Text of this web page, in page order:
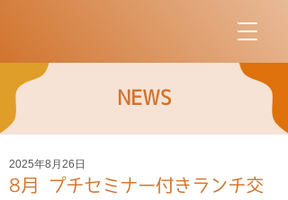
NEWS
8月 プチセミナー付きランチ交
2025年8月26日